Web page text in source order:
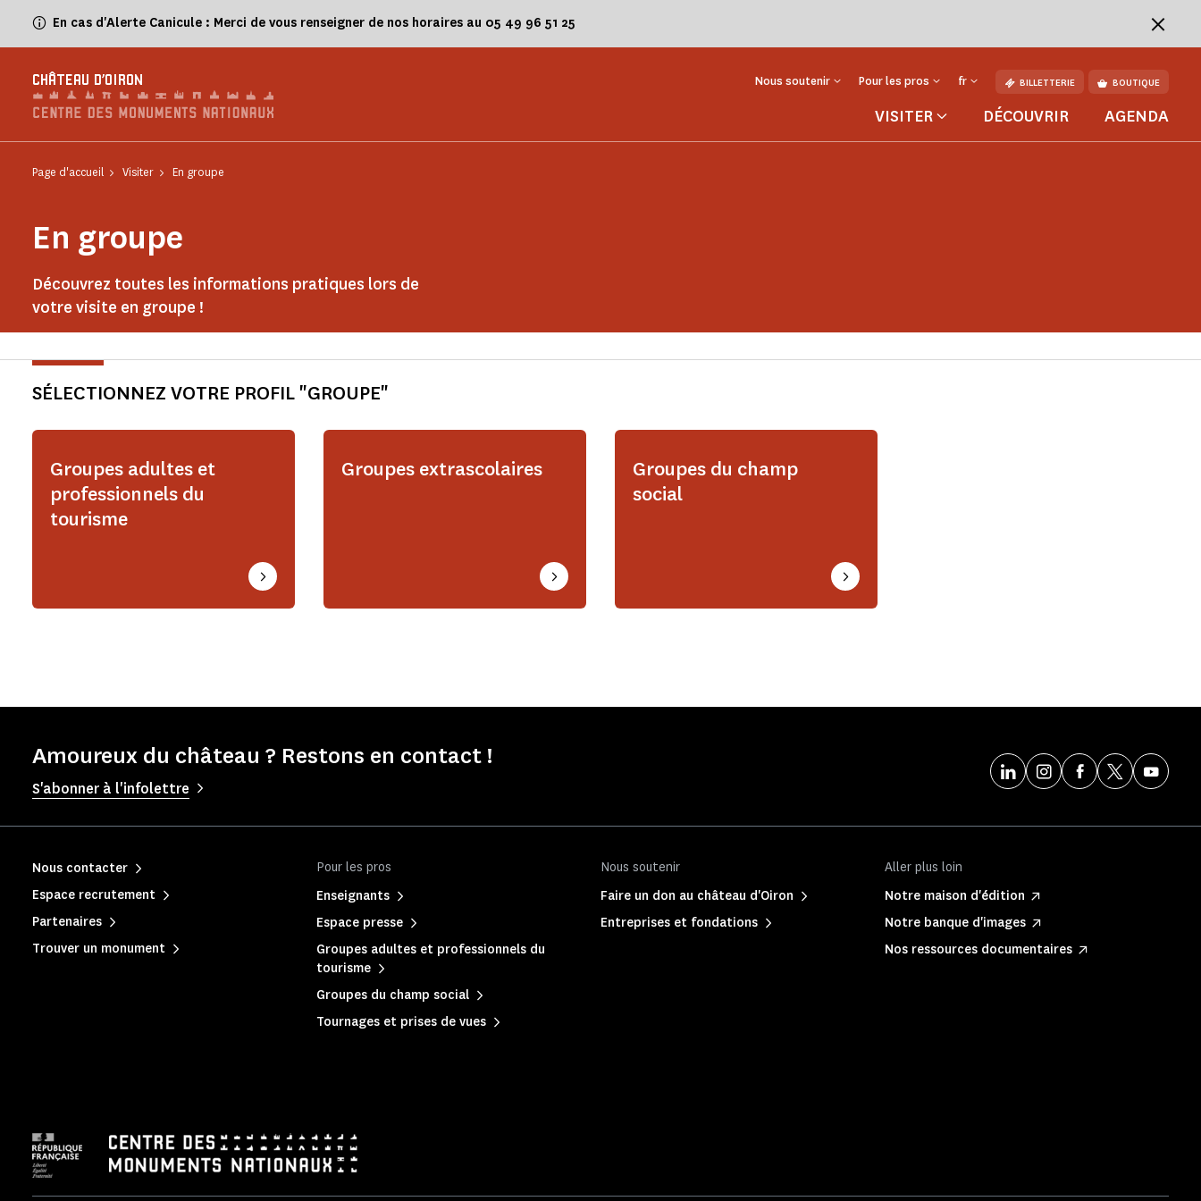
En cas d'Alerte Canicule : Merci de vous renseigner de nos horaires au 05 49 96 51 25
CHÂTEAU D'OIRON Nous soutenir Pour les pros fr BILLETTERIE BOUTIQUE
VISITER DÉCOUVRIR AGENDA
Page d'accueil Visiter En groupe
En groupe
Découvrez toutes les informations pratiques lors de
votre visite en groupe !
SÉLECTIONNEZ VOTRE PROFIL "GROUPE"
Groupes adultes et
professionnels du
tourisme
Groupes extrascolaires
Groupes du champ
social
Amoureux du château ? Restons en contact !
S'abonner à l'infolettre
Pour les pros
Enseignants
Espace presse
Groupes adultes et professionnels du
tourisme
Groupes du champ social
Tournages et prises de vues
Nous soutenir
Faire un don au château d'Oiron
Entreprises et fondations
Aller plus loin
Notre maison d'édition
Notre banque d'images
Nos ressources documentaires
Nous contacter
Espace recrutement
Partenaires
Trouver un monument